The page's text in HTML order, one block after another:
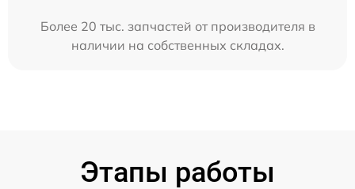
Более 20 тыс. запчастей от производителя в
наличии на собственных складах.
Этапы работы